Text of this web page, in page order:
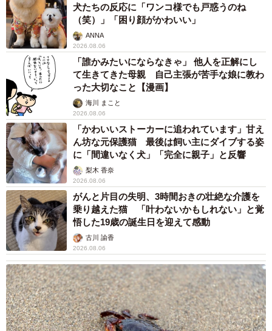
犬たちの反応に「ワンコ様でも戸惑うのね
（笑）」「困り顔がかわいい」
ANNA
2026.08.06
「誰かみたいにならなきゃ」 他人を正解にし
て生きてきた母親 自己主張が苦手な娘に教わ
った大切なこと【漫画】
海川 まこと
2026.08.06
「かわいいストーカーに追われています」甘え
ん坊な元保護猫 最後は飼い主にダイブする姿
に「間違いなく犬」「完全に親子」と反響
梨木 香奈
2026.08.06
がんと片目の失明、3時間おきの壮絶な介護を
乗り越えた猫 「叶わないかもしれない」と覚
悟した19歳の誕生日を迎えて感動
古川 諭香
2026.08.06